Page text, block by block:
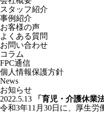
スタッフ紹介
事例紹介
お客様の声
よくある質問
お問い合わせ
コラム
FPC通信
個人情報保護方針
News
お知らせ
2022.5.13
「育児・介護休業
令和3年11月30日に、厚生